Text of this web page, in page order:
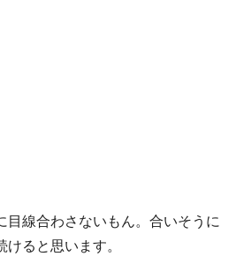
目線合わさないもん。合いそうに
ると思います。